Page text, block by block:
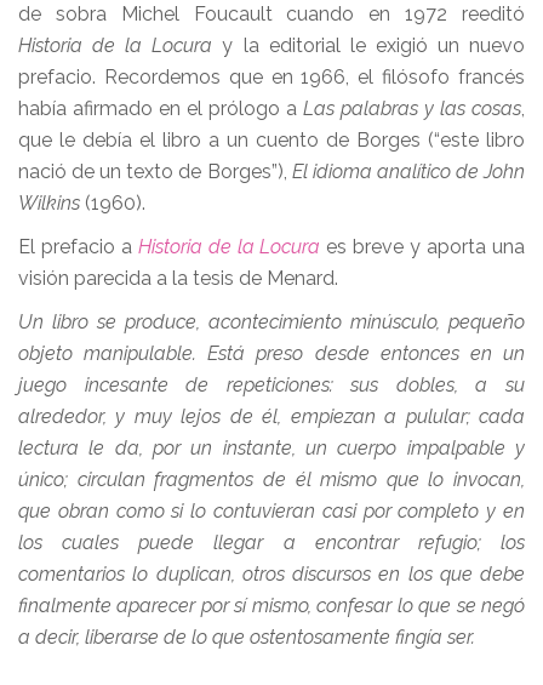
de sobra Michel Foucault cuando en 1972 reeditó
Historia de la Locura y la editorial le exigió un nuevo
prefacio. Recordemos que en 1966, el filósofo francés
había afirmado en el prólogo a Las palabras y las cosas,
que le debía el libro a un cuento de Borges (“este libro
nació de un texto de Borges”), El idioma analítico de John
Wilkins (1960).
El prefacio a Historia de la Locura es breve y aporta una
visión parecida a la tesis de Menard.
Un libro se produce, acontecimiento minúsculo, pequeño
objeto manipulable. Está preso desde entonces en un
juego incesante de repeticiones: sus dobles, a su
alrededor, y muy lejos de él, empiezan a pulular; cada
lectura le da, por un instante, un cuerpo impalpable y
único; circulan fragmentos de él mismo que lo invocan,
que obran como si lo contuvieran casi por completo y en
los cuales puede llegar a encontrar refugio; los
comentarios lo duplican, otros discursos en los que debe
finalmente aparecer por sí mismo, confesar lo que se negó
a decir, liberarse de lo que ostentosamente fingía ser.